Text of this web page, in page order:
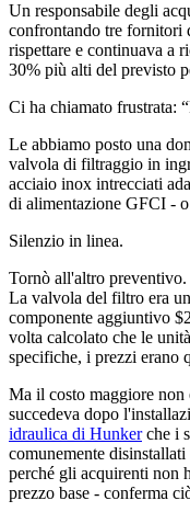
Un responsabile degli
confrontando tre fornitori
rispettare e continuava a
30% più alti del previsto
Ci ha chiamato frustrata:
Le abbiamo posto una
valvola di filtraggio in
acciaio inox intrecciati
di alimentazione GFCI -
Silenzio in linea.
Tornò all'altro preventivo.
La valvola del filtro era
componente aggiuntivo
volta calcolato che le
specifiche, i prezzi erano
Ma il costo maggiore non
succedeva dopo
idraulica di Hunkerche i
comunemente
perché gli acquirenti non
prezzo base - conferma